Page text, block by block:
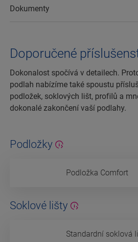
Dokumenty
Doporučené
Dokonalost spočívá v detailech.
podlah nabízíme také spoustu
podložek, soklových lišt, profilů a
dokonalé zakončení vaší podlahy.
Podložky
Podložka Comfort
Soklové lišty
Standardní soklová